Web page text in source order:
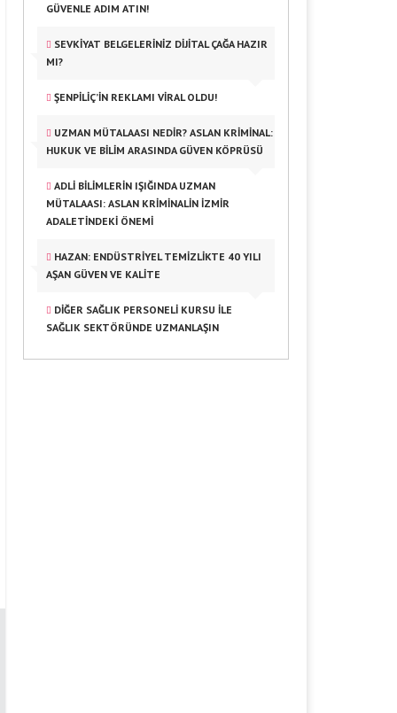
GÜVENLE ADIM ATIN!
SEVKIYAT BELGELERINIZ DIJITAL ÇAĞA HAZIR
MI?
ŞENPILIÇ’IN REKLAMI VIRAL OLDU!
UZMAN MÜTALAASI NEDIR? ASLAN KRIMINAL:
HUKUK VE BILIM ARASINDA GÜVEN KÖPRÜSÜ
ADLI BILIMLERIN IŞIĞINDA UZMAN
MÜTALAASI: ASLAN KRIMINALIN İZMIR
ADALETINDEKI ÖNEMI
HAZAN: ENDÜSTRIYEL TEMIZLIKTE 40 YILI
AŞAN GÜVEN VE KALITE
DIĞER SAĞLIK PERSONELI KURSU ILE
SAĞLIK SEKTÖRÜNDE UZMANLAŞIN